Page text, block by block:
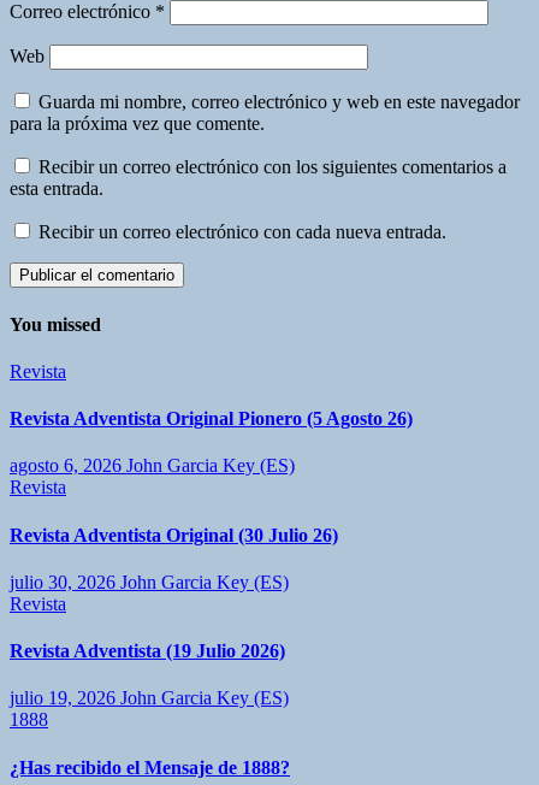
Correo electrónico *
Web
Guarda mi nombre, correo electrónico y web en este navegador
para la próxima vez que comente.
Recibir un correo electrónico con los siguientes comentarios a
esta entrada.
Recibir un correo electrónico con cada nueva entrada.
You missed
Revista
Revista Adventista Original Pionero (5 Agosto 26)
agosto 6, 2026 John Garcia Key (ES)
Revista
Revista Adventista Original (30 Julio 26)
julio 30, 2026 John Garcia Key (ES)
Revista
Revista Adventista (19 Julio 2026)
julio 19, 2026 John Garcia Key (ES)
1888
¿Has recibido el Mensaje de 1888?